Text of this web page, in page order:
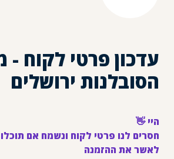
הסובלנות ירושלים
לאשר את ההזמנה